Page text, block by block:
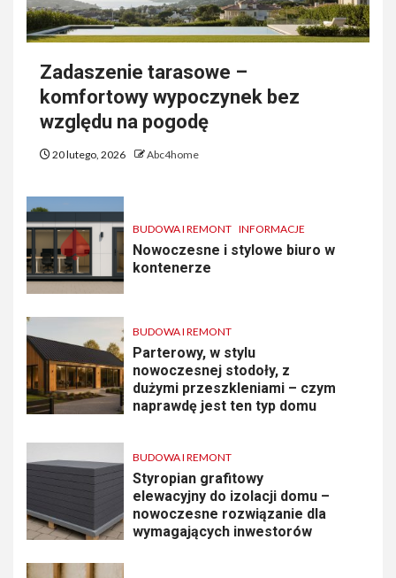
Zadaszenie tarasowe –
komfortowy wypoczynek bez
względu na pogodę
20 lutego, 2026 Abc4home
BUDOWA I REMONT INFORMACJE
Nowoczesne i stylowe biuro w
kontenerze
BUDOWA I REMONT
Parterowy, w stylu
nowoczesnej stodoły, z
dużymi przeszkleniami – czym
naprawdę jest ten typ domu
BUDOWA I REMONT
Styropian grafitowy
elewacyjny do izolacji domu –
nowoczesne rozwiązanie dla
wymagających inwestorów